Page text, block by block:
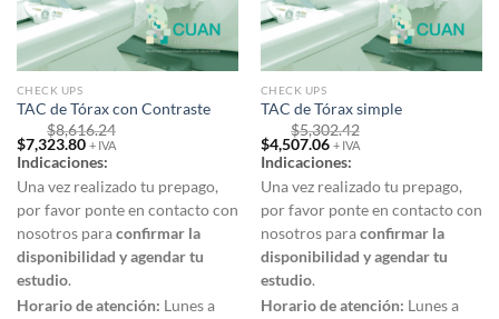
CHECK UPS
TAC de Tórax con Contraste
$8,616.24
Original
price
was:
$8,616.24.
$7,323.80Current
price
is:
$7,323.80.
+ IVA
Indicaciones:
Una vez realizado tu prepago,
por favor ponte en contacto con
nosotros paraconfirmar la
disponibilidad y agendar tu
estudio.
Horario de atención: Lunes a
CHECK UPS
TAC de Tórax simple
$5,302.42
Original
price
was:
$5,302.42.
$4,507.06Current
price
is:
$4,507.06.
+ IVA
Indicaciones:
Una vez realizado tu prepago,
por favor ponte en contacto con
nosotros paraconfirmar la
disponibilidad y agendar tu
estudio.
Horario de atención: Lunes a